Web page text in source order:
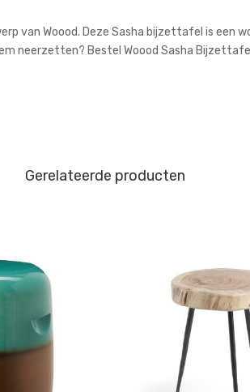
van Woood. Deze Sasha bijzettafel is een
neerzetten? Bestel Woood Sasha
Gerelateerde producten